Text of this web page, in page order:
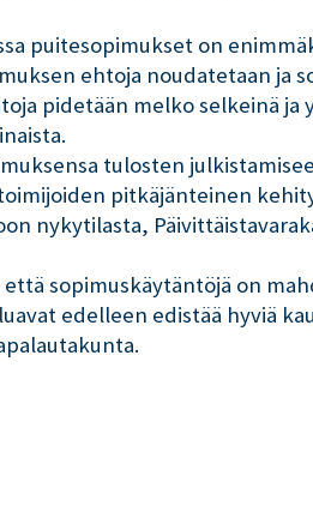
puitesopimukset on
ehtoja noudatetaan ja
pidetään melko selkeinä ja
tulosten
pitkäjänteinen
nykytilasta,
sopimuskäytäntöjä on
edelleen edistää hyviä